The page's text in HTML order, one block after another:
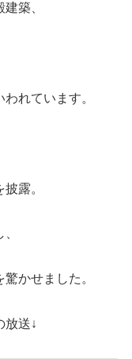
築、
れています。
露。
かせました。
放送↓